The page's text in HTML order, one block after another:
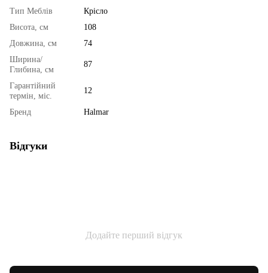
Тип Меблів
Крісло
Висота, см
108
Довжина, см
74
Ширина/
Глибина, см
87
Гарантійний
термін, міс.
12
Бренд Halmar
Відгуки
Додайте перший відгук